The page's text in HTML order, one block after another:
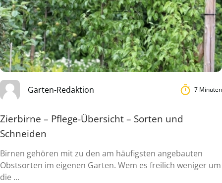
Garten-Redaktion 7 Minuten
Zierbirne – Pflege-Übersicht – Sorten und
Schneiden
Birnen gehören mit zu den am häufigsten angebauten
Obstsorten im eigenen Garten. Wem es freilich weniger um
die ...